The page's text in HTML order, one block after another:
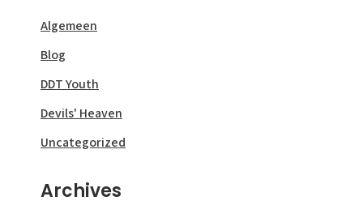
Algemeen
Blog
DDT Youth
Devils' Heaven
Uncategorized
Archives